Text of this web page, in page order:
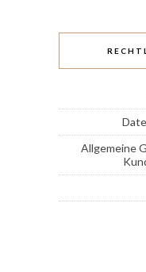
Allgemeine